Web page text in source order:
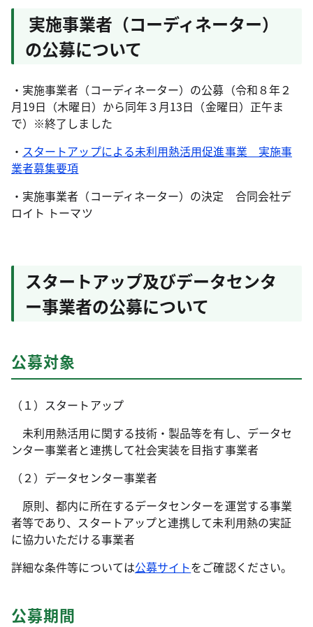
実施事業者（コーディネーター）
の公募について
・実施事業者（コーディネーター）の公募（令和８年２
月19日（木曜日）から同年３月13日（金曜日）正午ま
で）※終了しました
・ スタートアップによる未利用熱活用促進事業 実施事
業者募集要項
・実施事業者（コーディネーター）の決定 合同会社デ
ロイト トーマツ
スタートアップ及びデータセンタ
ー事業者の公募について
公募対象
（１）スタートアップ
未利用熱活用に関する技術・製品等を有し、データセ
ンター事業者と連携して社会実装を目指す事業者
（２）データセンター事業者
原則、都内に所在するデータセンターを運営する事業
者等であり、スタートアップと連携して未利用熱の実証
に協力いただける事業者
詳細な条件等については公募サイトをご確認ください。
公募期間